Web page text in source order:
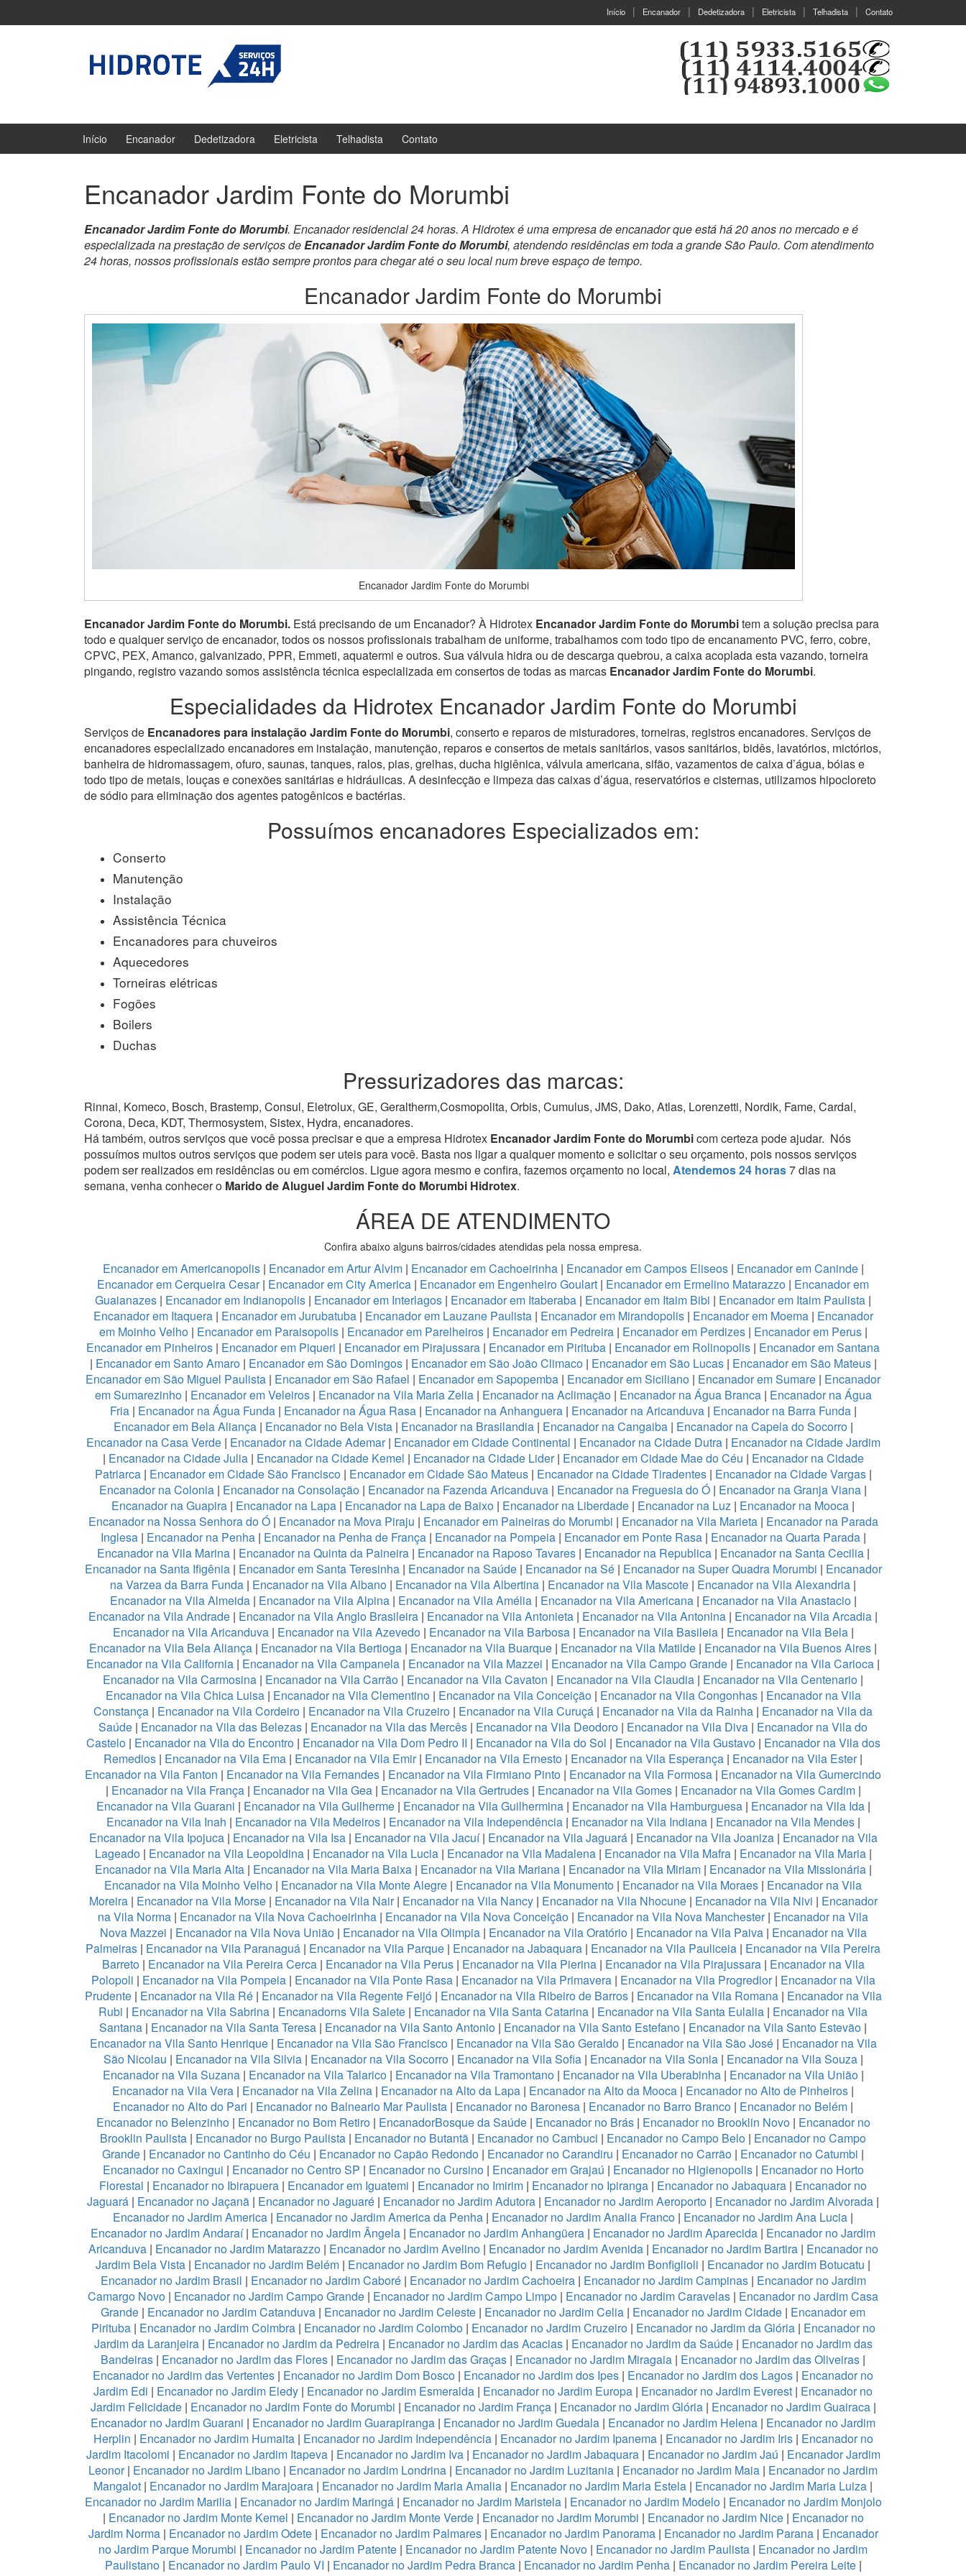
Início Encanador Dedetizadora Eletricista Telhadista Contato
Início Encanador Dedetizadora Eletricista Telhadista Contato
Encanador Jardim Fonte do Morumbi
Encanador Jardim Fonte do Morumbi. Encanador residencial 24 horas. A Hidrotex é uma empresa de encanador que está há 20 anos no mercado e é
especializada na prestação de serviços deEncanador Jardim Fonte do Morumbi, atendendo residências em toda a grande São Paulo. Com atendimento
24 horas, nossos profissionais estão sempre prontos para chegar até o seu local num breve espaço de tempo.
Encanador Jardim Fonte do Morumbi
Encanador Jardim Fonte do Morumbi
Encanador Jardim Fonte do Morumbi. Está precisando de um Encanador? À Hidrotex Encanador Jardim Fonte do Morumbitem a solução precisa para
todo e qualquer serviço de encanador, todos os nossos profissionais trabalham de uniforme, trabalhamos com todo tipo de encanamento PVC, ferro, cobre,
CPVC, PEX, Amanco, galvanizado, PPR, Emmeti, aquatermi e outros. Sua válvula hidra ou de descarga quebrou, a caixa acoplada esta vazando, torneira
pingando, registro vazando somos assistência técnica especializada em consertos de todas as marcas Encanador Jardim Fonte do Morumbi.
Especialidades da Hidrotex Encanador Jardim Fonte do Morumbi
Serviços de Encanadores para instalação Jardim Fonte do Morumbi, conserto e reparos de misturadores, torneiras, registros encanadores. Serviços de
encanadores especializado encanadores em instalação, manutenção, reparos e consertos de metais sanitários, vasos sanitários, bidês, lavatórios, mictórios,
banheira de hidromassagem, ofuro, saunas, tanques, ralos, pias, grelhas, ducha higiênica, válvula americana, sifão, vazamentos de caixa d’água, bóias e
todo tipo de metais, louças e conexões sanitárias e hidráulicas. A desinfecção e limpeza das caixas d’água, reservatórios e cisternas, utilizamos hipocloreto
de sódio para eliminação dos agentes patogênicos e bactérias.
Possuímos encanadores Especializados em:
Conserto
Manutenção
Instalação
Assistência Técnica
Encanadores para chuveiros
Aquecedores
Torneiras elétricas
Fogões
Boilers
Duchas
Pressurizadores das marcas:
Rinnai, Komeco, Bosch, Brastemp, Consul, Eletrolux, GE, Geraltherm,Cosmopolita, Orbis, Cumulus, JMS, Dako, Atlas, Lorenzetti, Nordik, Fame, Cardal,
Corona, Deca, KDT, Thermosystem, Sistex, Hydra, encanadores.
Há também, outros serviços que você possa precisar e que a empresa Hidrotex Encanador Jardim Fonte do Morumbicom certeza pode ajudar. Nós
possuímos muitos outros serviços que podem ser uteis para você. Basta nos ligar a qualquer momento e solicitar o seu orçamento, pois nossos serviços
podem ser realizados em residências ou em comércios. Ligue agora mesmo e confira, fazemos orçamento no local, Atendemos 24 horas7 dias na
semana, venha conhecer o Marido de Aluguel Jardim Fonte do Morumbi Hidrotex.
ÁREA DE ATENDIMENTO
Confira abaixo alguns bairros/cidades atendidas pela nossa empresa.
Encanador em Americanopolis | Encanador em Artur Alvim | Encanador em Cachoeirinha| Encanador em Campos Eliseos | Encanador em Caninde|
Encanador em Cerqueira Cesar| Encanador em City America | Encanador em Engenheiro Goulart | Encanador em Ermelino Matarazzo | Encanador em
Guaianazes | Encanador em Indianopolis | Encanador em Interlagos | Encanador em Itaberaba | Encanador em Itaim Bibi | Encanador em Itaim Paulista |
Encanador em Itaquera| Encanador em Jurubatuba| Encanador em Lauzane Paulista | Encanador em Mirandopolis| Encanador em Moema| Encanador
em Moinho Velho | Encanador em Paraisopolis| Encanador em Parelheiros| Encanador em Pedreira| Encanador em Perdizes| Encanador em Perus|
Encanador em Pinheiros | Encanador em Piqueri | Encanador em Pirajussara | Encanador em Pirituba | Encanador em Rolinopolis | Encanador em Santana
| Encanador em Santo Amaro| Encanador em São Domingos| Encanador em São João Climaco| Encanador em São Lucas| Encanador em São Mateus |
Encanador em São Miguel Paulista | Encanador em São Rafael | Encanador em Sapopemba | Encanador em Siciliano | Encanador em Sumare | Encanador
em Sumarezinho| Encanador em Veleiros| Encanador na Vila Maria Zelia| Encanador na Aclimação| Encanador na Água Branca| Encanador na Água
Fria| Encanador na Água Funda| Encanador na Água Rasa | Encanador na Anhanguera| Encanador na Aricanduva| Encanador na Barra Funda |
Encanador em Bela Aliança | Encanador no Bela Vista| Encanador na Brasilandia| Encanador na Cangaiba| Encanador na Capela do Socorro |
Encanador na Casa Verde| Encanador na Cidade Ademar| Encanador em Cidade Continental | Encanador na Cidade Dutra | Encanador na Cidade Jardim
| Encanador na Cidade Julia | Encanador na Cidade Kemel | Encanador na Cidade Lider| Encanador em Cidade Mae do Céu | Encanador na Cidade
Patriarca| Encanador em Cidade São Francisco | Encanador em Cidade São Mateus| Encanador na Cidade Tiradentes| Encanador na Cidade Vargas |
Encanador na Colonia | Encanador na Consolação | Encanador na Fazenda Aricanduva | Encanador na Freguesia do Ó | Encanador na Granja Viana |
Encanador na Guapira | Encanador na Lapa | Encanador na Lapa de Baixo | Encanador na Liberdade | Encanador na Luz | Encanador na Mooca |
Encanador na Nossa Senhora do Ó| Encanador na Mova Piraju | Encanador em Paineiras do Morumbi | Encanador na Vila Marieta| Encanador na Parada
Inglesa | Encanador na Penha| Encanador na Penha de França | Encanador na Pompeia| Encanador em Ponte Rasa| Encanador na Quarta Parada|
Encanador na Vila Marina| Encanador na Quinta da Paineira| Encanador na Raposo Tavares| Encanador na Republica| Encanador na Santa Cecilia|
Encanador na Santa Ifigênia | Encanador em Santa Teresinha| Encanador na Saúde| Encanador na Sé| Encanador na Super Quadra Morumbi | Encanador
na Varzea da Barra Funda | Encanador na Vila Albano | Encanador na Vila Albertina | Encanador na Vila Mascote | Encanador na Vila Alexandria |
Encanador na Vila Almeida | Encanador na Vila Alpina | Encanador na Vila Amélia | Encanador na Vila Americana| Encanador na Vila Anastacio|
Encanador na Vila Andrade | Encanador na Vila Anglo Brasileira | Encanador na Vila Antonieta | Encanador na Vila Antonina | Encanador na Vila Arcadia |
Encanador na Vila Aricanduva| Encanador na Vila Azevedo| Encanador na Vila Barbosa| Encanador na Vila Basileia| Encanador na Vila Bela|
Encanador na Vila Bela Aliança | Encanador na Vila Bertioga | Encanador na Vila Buarque | Encanador na Vila Matilde | Encanador na Vila Buenos Aires |
Encanador na Vila California | Encanador na Vila Campanela | Encanador na Vila Mazzei | Encanador na Vila Campo Grande | Encanador na Vila Carioca |
Encanador na Vila Carmosina | Encanador na Vila Carrão | Encanador na Vila Cavaton | Encanador na Vila Claudia | Encanador na Vila Centenario |
Encanador na Vila Chica Luisa | Encanador na Vila Clementino| Encanador na Vila Conceição| Encanador na Vila Congonhas| Encanador na Vila
Constança | Encanador na Vila Cordeiro | Encanador na Vila Cruzeiro | Encanador na Vila Curuçá | Encanador na Vila da Rainha | Encanador na Vila da
Saúde | Encanador na Vila das Belezas | Encanador na Vila das Mercês | Encanador na Vila Deodoro | Encanador na Vila Diva | Encanador na Vila do
Castelo| Encanador na Vila do Encontro| Encanador na Vila Dom Pedro II | Encanador na Vila do Sol | Encanador na Vila Gustavo| Encanador na Vila dos
Remedios | Encanador na Vila Ema | Encanador na Vila Emir| Encanador na Vila Ernesto | Encanador na Vila Esperança | Encanador na Vila Ester|
Encanador na Vila Fanton | Encanador na Vila Fernandes | Encanador na Vila Firmiano Pinto | Encanador na Vila Formosa | Encanador na Vila Gumercindo
| Encanador na Vila França| Encanador na Vila Gea| Encanador na Vila Gertrudes| Encanador na Vila Gomes| Encanador na Vila Gomes Cardim|
Encanador na Vila Guarani | Encanador na Vila Guilherme| Encanador na Vila Guilhermina| Encanador na Vila Hamburguesa| Encanador na Vila Ida|
Encanador na Vila Inah | Encanador na Vila Medeiros| Encanador na Vila Independência| Encanador na Vila Indiana| Encanador na Vila Mendes|
Encanador na Vila Ipojuca| Encanador na Vila Isa| Encanador na Vila Jacuí| Encanador na Vila Jaguará| Encanador na Vila Joaniza| Encanador na Vila
Lageado| Encanador na Vila Leopoldina| Encanador na Vila Lucia| Encanador na Vila Madalena| Encanador na Vila Mafra | Encanador na Vila Maria|
Encanador na Vila Maria Alta| Encanador na Vila Maria Baixa| Encanador na Vila Mariana| Encanador na Vila Miriam| Encanador na Vila Missionária|
Encanador na Vila Moinho Velho | Encanador na Vila Monte Alegre | Encanador na Vila Monumento | Encanador na Vila Moraes | Encanador na Vila
Moreira| Encanador na Vila Morse| Encanador na Vila Nair| Encanador na Vila Nancy| Encanador na Vila Nhocune| Encanador na Vila Nivi | Encanador
na Vila Norma | Encanador na Vila Nova Cachoeirinha | Encanador na Vila Nova Conceição | Encanador na Vila Nova Manchester| Encanador na Vila
Nova Mazzei | Encanador na Vila Nova União| Encanador na Vila Olimpia| Encanador na Vila Oratório| Encanador na Vila Paiva| Encanador na Vila
Palmeiras | Encanador na Vila Paranaguá | Encanador na Vila Parque | Encanador na Jabaquara | Encanador na Vila Pauliceia | Encanador na Vila Pereira
Barreto| Encanador na Vila Pereira Cerca| Encanador na Vila Perus| Encanador na Vila Pierina| Encanador na Vila Pirajussara| Encanador na Vila
Polopoli | Encanador na Vila Pompeia| Encanador na Vila Ponte Rasa| Encanador na Vila Primavera| Encanador na Vila Progredior| Encanador na Vila
Prudente| Encanador na Vila Ré| Encanador na Vila Regente Feijó| Encanador na Vila Ribeiro de Barros| Encanador na Vila Romana| Encanador na Vila
Rubi | Encanador na Vila Sabrina | Encanadorns Vila Salete | Encanador na Vila Santa Catarina | Encanador na Vila Santa Eulalia | Encanador na Vila
Santana | Encanador na Vila Santa Teresa | Encanador na Vila Santo Antonio | Encanador na Vila Santo Estefano | Encanador na Vila Santo Estevão |
Encanador na Vila Santo Henrique| Encanador na Vila São Francisco| Encanador na Vila São Geraldo| Encanador na Vila São José| Encanador na Vila
São Nicolau | Encanador na Vila Silvia| Encanador na Vila Socorro| Encanador na Vila Sofia| Encanador na Vila Sonia| Encanador na Vila Souza|
Encanador na Vila Suzana| Encanador na Vila Talarico| Encanador na Vila Tramontano| Encanador na Vila Uberabinha| Encanador na Vila União|
Encanador na Vila Vera | Encanador na Vila Zelina | Encanador na Alto da Lapa | Encanador na Alto da Mooca | Encanador no Alto de Pinheiros |
Encanador no Alto do Pari | Encanador no Balneario Mar Paulista | Encanador no Baronesa | Encanador no Barro Branco | Encanador no Belém |
Encanador no Belenzinho| Encanador no Bom Retiro| EncanadorBosque da Saúde| Encanador no Brás| Encanador no Brooklin Novo| Encanador no
Brooklin Paulista | Encanador no Burgo Paulista | Encanador no Butantã | Encanador no Cambuci | Encanador no Campo Belo | Encanador no Campo
Grande | Encanador no Cantinho do Céu | Encanador no Capão Redondo | Encanador no Carandiru | Encanador no Carrão | Encanador no Catumbi |
Encanador no Caxingui | Encanador no Centro SP | Encanador no Cursino| Encanador em Grajaú | Encanador no Higienopolis| Encanador no Horto
Florestal | Encanador no Ibirapuera | Encanador em Iguatemi | Encanador no Imirim | Encanador no Ipiranga | Encanador no Jabaquara | Encanador no
Jaguará | Encanador no Jaçanã | Encanador no Jaguaré | Encanador no Jardim Adutora | Encanador no Jardim Aeroporto | Encanador no Jardim Alvorada |
Encanador no Jardim America | Encanador no Jardim America da Penha | Encanador no Jardim Analia Franco | Encanador no Jardim Ana Lucia |
Encanador no Jardim Andaraí| Encanador no Jardim Ângela | Encanador no Jardim Anhangüera | Encanador no Jardim Aparecida | Encanador no Jardim
Aricanduva| Encanador no Jardim Matarazzo| Encanador no Jardim Avelino| Encanador no Jardim Avenida| Encanador no Jardim Bartira| Encanador no
Jardim Bela Vista | Encanador no Jardim Belém | Encanador no Jardim Bom Refugio | Encanador no Jardim Bonfiglioli | Encanador no Jardim Botucatu |
Encanador no Jardim Brasil | Encanador no Jardim Caboré| Encanador no Jardim Cachoeira| Encanador no Jardim Campinas| Encanador no Jardim
Camargo Novo | Encanador no Jardim Campo Grande | Encanador no Jardim Campo Limpo | Encanador no Jardim Caravelas | Encanador no Jardim Casa
Grande | Encanador no Jardim Catanduva | Encanador no Jardim Celeste | Encanador no Jardim Celia | Encanador no Jardim Cidade | Encanador em
Pirituba| Encanador no Jardim Coimbra| Encanador no Jardim Colombo| Encanador no Jardim Cruzeiro| Encanador no Jardim da Glória| Encanador no
Jardim da Laranjeira| Encanador no Jardim da Pedreira| Encanador no Jardim das Acacias| Encanador no Jardim da Saúde| Encanador no Jardim das
Bandeiras | Encanador no Jardim das Flores | Encanador no Jardim das Graças | Encanador no Jardim Miragaia | Encanador no Jardim das Oliveiras |
Encanador no Jardim das Vertentes | Encanador no Jardim Dom Bosco | Encanador no Jardim dos Ipes | Encanador no Jardim dos Lagos | Encanador no
Jardim Edi | Encanador no Jardim Eledy | Encanador no Jardim Esmeralda | Encanador no Jardim Europa | Encanador no Jardim Everest | Encanador no
Jardim Felicidade| Encanador no Jardim Fonte do Morumbi | Encanador no Jardim França| Encanador no Jardim Glória| Encanador no Jardim Guairaca|
Encanador no Jardim Guarani | Encanador no Jardim Guarapiranga | Encanador no Jardim Guedala | Encanador no Jardim Helena | Encanador no Jardim
Herplin | Encanador no Jardim Humaita| Encanador no Jardim Independência| Encanador no Jardim Ipanema| Encanador no Jardim Iris| Encanador no
Jardim Itacolomi | Encanador no Jardim Itapeva| Encanador no Jardim Iva| Encanador no Jardim Jabaquara| Encanador no Jardim Jaú | Encanador Jardim
Leonor| Encanador no Jardim Libano | Encanador no Jardim Londrina | Encanador no Jardim Luzitania | Encanador no Jardim Maia | Encanador no Jardim
Mangalot | Encanador no Jardim Marajoara | Encanador no Jardim Maria Amalia | Encanador no Jardim Maria Estela | Encanador no Jardim Maria Luiza |
Encanador no Jardim Marilia| Encanador no Jardim Maringá| Encanador no Jardim Maristela| Encanador no Jardim Modelo| Encanador no Jardim Monjolo
| Encanador no Jardim Monte Kemel | Encanador no Jardim Monte Verde| Encanador no Jardim Morumbi | Encanador no Jardim Nice| Encanador no
Jardim Norma| Encanador no Jardim Odete| Encanador no Jardim Palmares| Encanador no Jardim Panorama| Encanador no Jardim Parana| Encanador
no Jardim Parque Morumbi | Encanador no Jardim Patente | Encanador no Jardim Patente Novo | Encanador no Jardim Paulista | Encanador no Jardim
Paulistano| Encanador no Jardim Paulo VI | Encanador no Jardim Pedra Branca| Encanador no Jardim Penha| Encanador no Jardim Pereira Leite|